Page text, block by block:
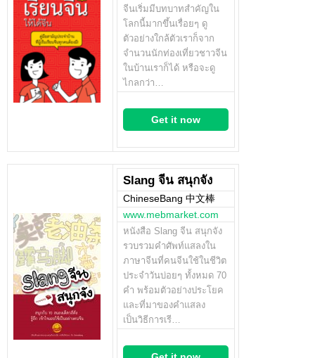
จีนเริ่มมีบทบาทสำคัญใน
โลกนี้มากขึ้นเรื่อยๆ ดู
ตัวอย่างใกล้ตัวเราก็จาก
จำนวนนักท่องเที่ยวชาวจีน
ในบ้านเราก็ได้ หรือจะดู
ไกลกว่า…
Get it now
Slang จีน สนุกจัง
ChineseBang 中文棒
www.mebmarket.com
หนังสือ Slang จีน สนุกจัง
รวบรวมคำศัพท์แสลงใน
ภาษาจีนที่คนจีนใช้ในชีวิต
ประจำวันบ่อยๆ ทั้งหมด 70
คำ พร้อมตัวอย่างประโยค
และที่มาของคำแสลง
เป็นวิธีการเรี…